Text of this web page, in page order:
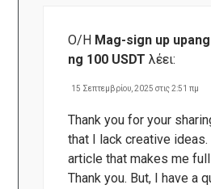
Ο/Η Mag-sign up
ng 100 USDT λέει:
15 Σεπτεμβρίου, 2025 στις 2:51 πμ
Thank you for your
that I lack creative
article that makes me
Thank you. But, I have a